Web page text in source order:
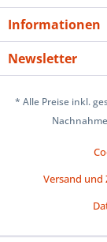
Informationen
Newsletter
* Alle Preise inkl.
Versand und